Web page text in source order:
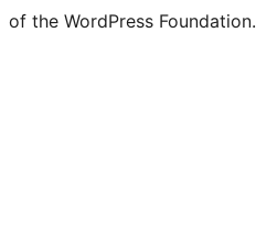
of the WordPress Foundation.